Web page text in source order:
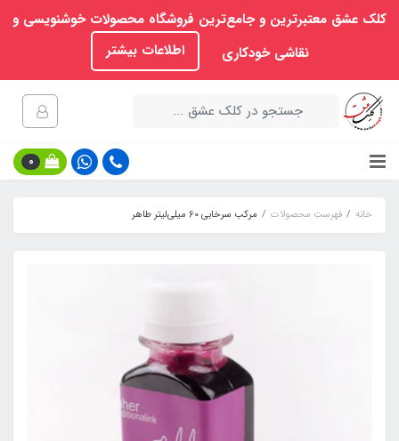
کلک عشق معتبرترین و جامع‌ترین فروشگاه محصولات خوشنویسی و
نقاشی خودکاری
اطلاعات بیشتر
0
خانه فهرست محصولات مرکب سرخابی 60 میلی‌لیتر طاهر